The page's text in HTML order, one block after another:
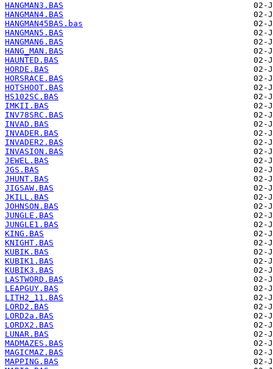
HANGMAN3.BAS
HANGMAN4.BAS
HANGMAN45BAS.bas
HANGMAN5.BAS
HANGMAN6.BAS
HANG_MAN.BAS
HAUNTED.BAS
HORDE.BAS
HORSRACE.BAS
HOTSHOOT.BAS
HS102SC.BAS
IMKII.BAS
INV78SRC.BAS
INVAD.BAS
INVADER.BAS
INVADER2.BAS
INVASION.BAS
JEWEL.BAS
JGS.BAS
JHUNT.BAS
JIGSAW.BAS
JKILL.BAS
JOHNSON.BAS
JUNGLE.BAS
JUNGLE1.BAS
KING.BAS
KNIGHT.BAS
KUBIK.BAS
KUBIK1.BAS
KUBIK3.BAS
LASTWORD.BAS
LEAPGUY.BAS
LITH2_11.BAS
LORD2.BAS
LORD2a.BAS
LORDX2.BAS
LUNAR.BAS
MADMAZES.BAS
MAGICMAZ.BAS
MAPPING.BAS